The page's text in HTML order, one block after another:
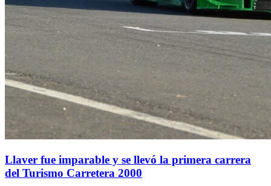
Llaver fue imparable y se llevó la primera carrera
del Turismo Carretera 2000